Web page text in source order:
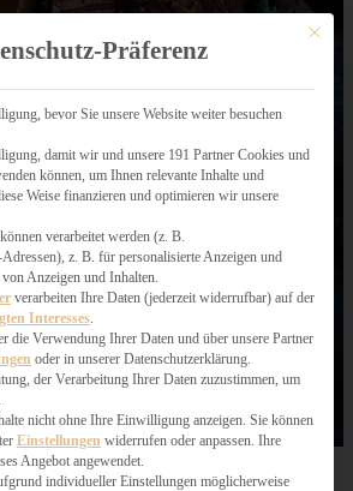
Mit
Präferenz
bevor Sie unsere Website weiter besuchen
damit wir und unsere 191 Partner Cookies und
können, um Ihnen relevante Inhalte und
Weise finanzieren und optimieren wir unsere
verarbeitet werden (z. B.
z. B. für personalisierte Anzeigen und
Anzeigen und Inhalten.
verarbeiten Ihre Daten (jederzeit widerrufbar) auf der
Interesses
die Verwendung Ihrer Daten und über unsere Partner
oder in unserer Datenschutzerklärung.
der Verarbeitung Ihrer Daten zuzustimmen, um
nicht ohne Ihre Einwilligung anzeigen. Sie können
Einstellungen widerrufen oder anpassen. Ihre
Angebot angewendet.
individueller Einstellungen möglicherweise